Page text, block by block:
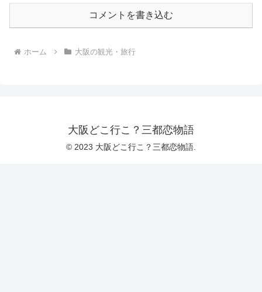
コメントを書き込む
ホーム 大阪の観光・旅行
大阪どこ行こ？三都恋物語
© 2023 大阪どこ行こ？三都恋物語.